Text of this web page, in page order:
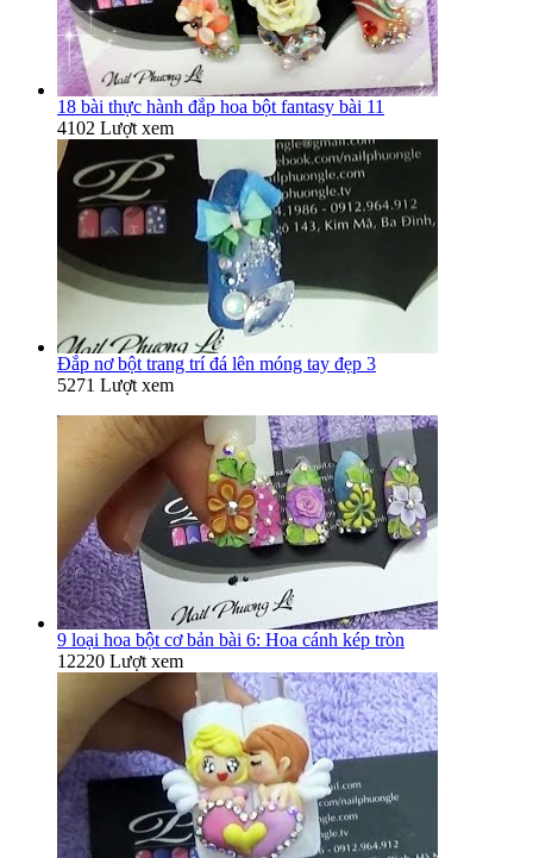
18 bài thực hành đắp hoa bột fantasy bài 11
4102 Lượt xem
Đắp nơ bột trang trí đá lên móng tay đẹp 3
5271 Lượt xem
9 loại hoa bột cơ bản bài 6: Hoa cánh kép tròn
12220 Lượt xem